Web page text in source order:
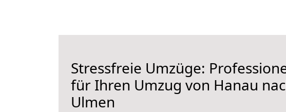
Stressfreie Umzüge:
für Ihren Umzug von Hanau
Ulmen